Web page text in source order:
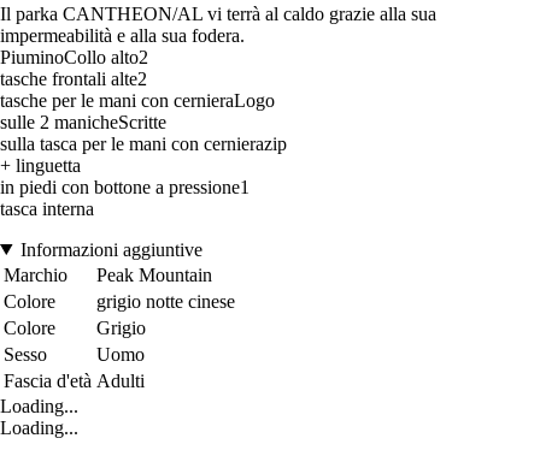
Il parka CANTHEON/AL vi terrà al caldo grazie alla sua
impermeabilità e alla sua fodera.
PiuminoCollo alto2
tasche frontali alte2
tasche per le mani con cernieraLogo
sulle 2 manicheScritte
sulla tasca per le mani con cernierazip
+ linguetta
in piedi con bottone a pressione1
tasca interna
Informazioni aggiuntive
Marchio
Peak Mountain
Colore
grigio notte cinese
Colore
Grigio
Sesso
Uomo
Fascia d'età Adulti
Loading...
Loading...